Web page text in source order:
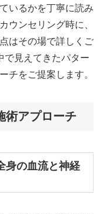
いるかを丁寧に読み
ウンセリング時に、
はその場で詳しくご
で見えてきたパター
チをご提案します。
術アプローチ
の血流と神経